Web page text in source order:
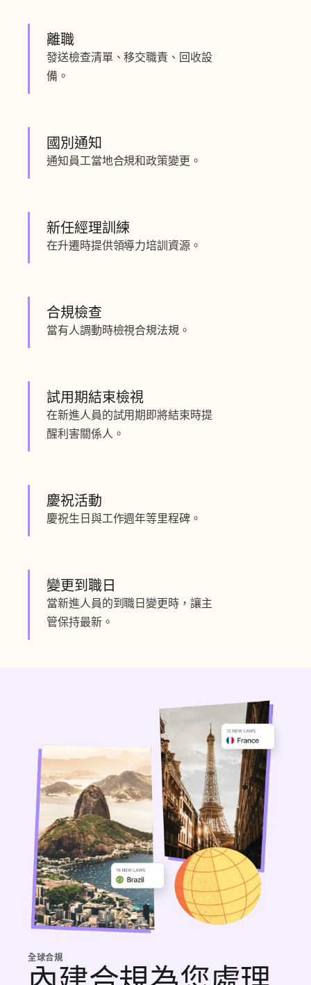
離職
發送檢查清單、移交職責、回收設
備。
國別通知
通知員工當地合規和政策變更。
新任經理訓練
在升遷時提供領導力培訓資源。
合規檢查
當有人調動時檢視合規法規。
試用期結束檢視
在新進人員的試用期即將結束時提
醒利害關係人。
慶祝活動
慶祝生日與工作週年等里程碑。
變更到職日
當新進人員的到職日變更時，讓主
管保持最新。
全球合規